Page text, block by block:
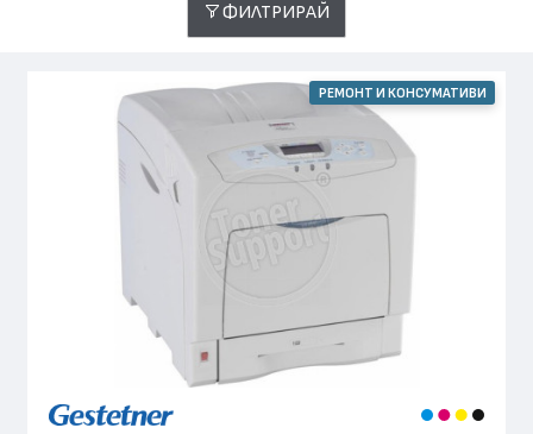
ФИЛТРИРАЙ
РЕМОНТ И КОНСУМАТИВИ